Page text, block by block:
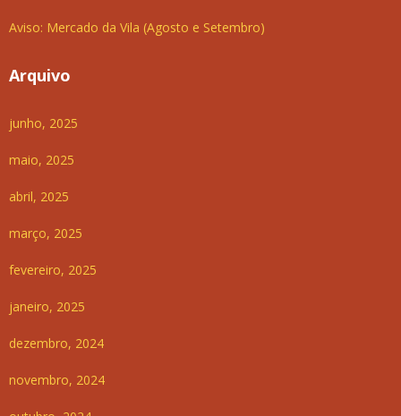
Aviso: Mercado da Vila (Agosto e Setembro)
Arquivo
junho, 2025
maio, 2025
abril, 2025
março, 2025
fevereiro, 2025
janeiro, 2025
dezembro, 2024
novembro, 2024